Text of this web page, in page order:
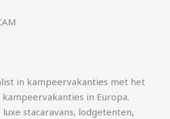
in kampeervakanties met het
in Europa.
stacaravans, lodgetenten,